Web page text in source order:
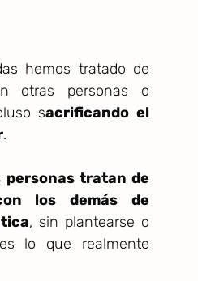
hemos tratado de
otras personas o
sacrificando el
.
personas tratan de
los demás de
, sin plantearse o
lo que realmente